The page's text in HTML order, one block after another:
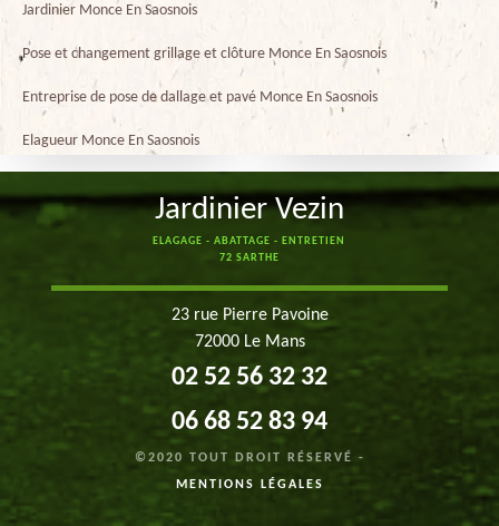
Jardinier Monce En Saosnois
Pose et changement grillage et clôture Monce En Saosnois
Entreprise de pose de dallage et pavé Monce En Saosnois
Elagueur Monce En Saosnois
Jardinier Vezin
ELAGAGE - ABATTAGE - ENTRETIEN
72 SARTHE
23 rue Pierre Pavoine
72000 Le Mans
02 52 56 32 32
06 68 52 83 94
©2020 TOUT DROIT RÉSERVÉ -
MENTIONS LÉGALES